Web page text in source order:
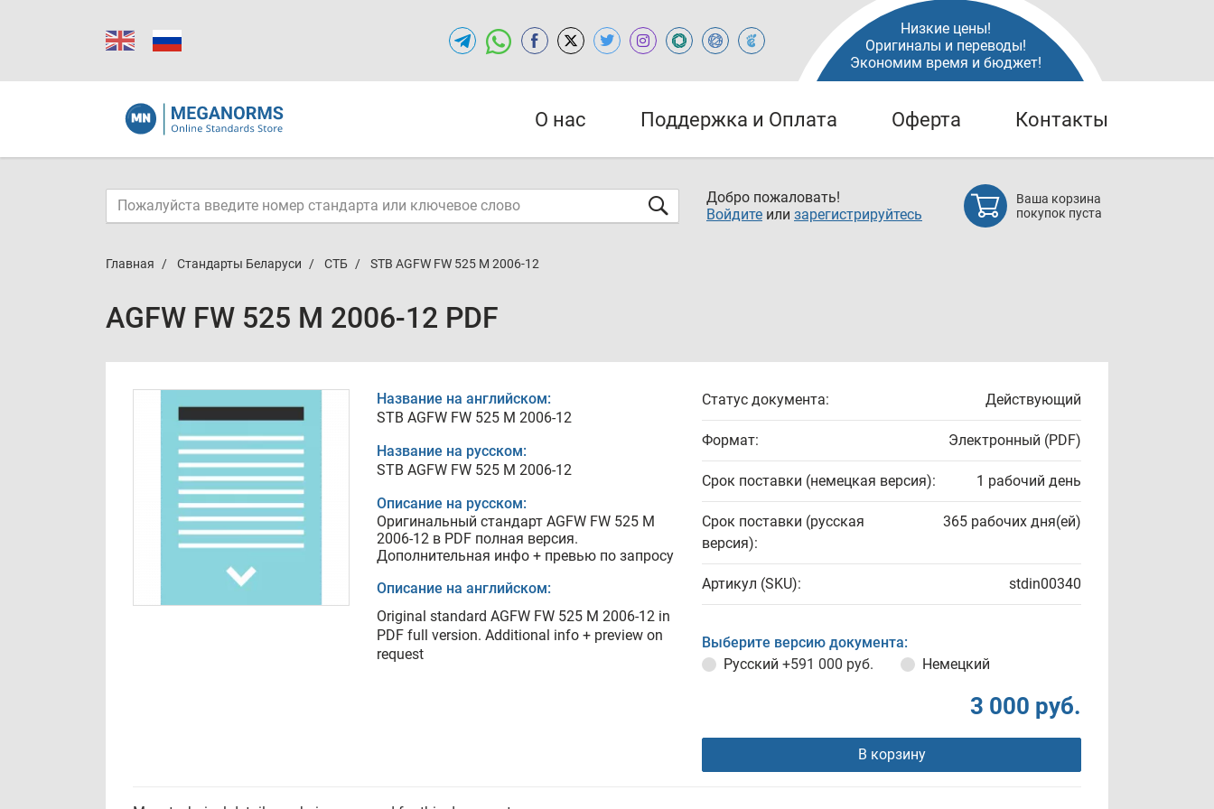
Низкие цены!
Оригиналы и переводы!
Экономим время и бюджет!
О нас Поддержка и Оплата Оферта Контакты
Добро пожаловать!
Войдите или зарегистрируйтесь
Ваша корзина
покупок пуста
Главная Стандарты Беларуси СТБ STB AGFW FW 525 M 2006-12
AGFW FW 525 M 2006-12 PDF
Название на английском:
STB AGFW FW 525 M 2006-12
Название на русском:
STB AGFW FW 525 M 2006-12
Описание на русском:
Оригинальный стандарт AGFW FW 525 M
2006-12 в PDF полная версия.
Дополнительная инфо + превью по запросу
Описание на английском:
Original standard AGFW FW 525 M 2006-12 in
PDF full version. Additional info + preview on
request
Статус документа: Действующий
Формат: Электронный (PDF)
Срок поставки (немецкая версия): 1 рабочий день
Срок поставки (русская
версия):
365 рабочих дня(ей)
Артикул (SKU): stdin00340
Выберите версию документа:
Русский +591 000 руб. Немецкий
3 000 руб.
В корзину